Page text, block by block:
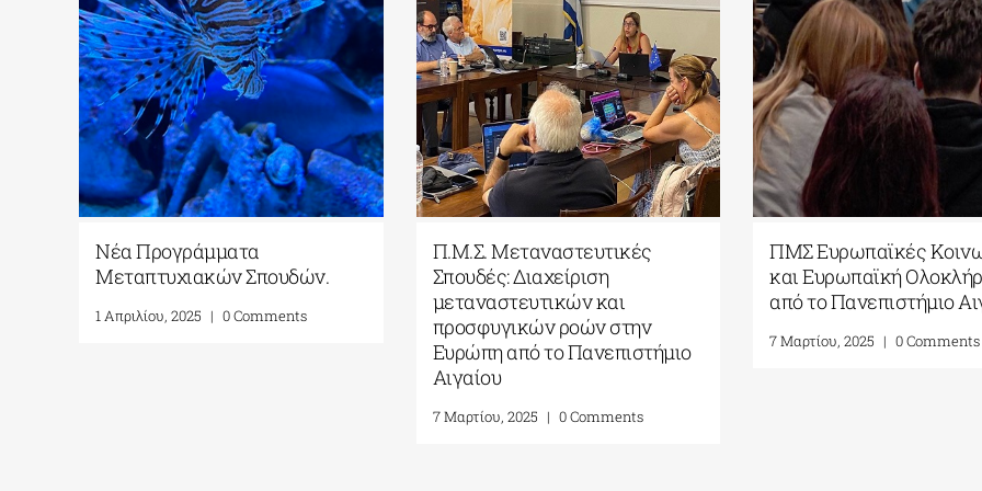
Studio Press
| 0 Comments
Νέα Προγράμματα
Μεταπτυχιακών Σπουδών.
| 0 Comments
Π.Μ.Σ. Μεταναστευτικές
Σπουδές: Διαχείριση
μεταναστευτικών και
Ευρώπη από το Πανεπιστήμιο